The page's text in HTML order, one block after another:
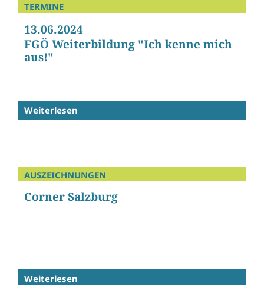
TERMINE
13.06.2024
FGÖ Weiterbildung "Ich kenne mich
aus!"
Weiterlesen
AUSZEICHNUNGEN
Corner Salzburg
Weiterlesen